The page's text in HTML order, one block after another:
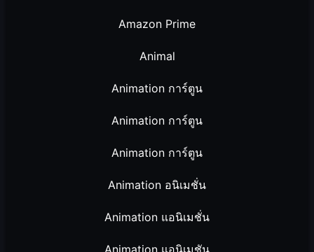
Amazon Prime
Animal
Animation การ์ตูน
Animation การ์ตูน
Animation การ์ตูน
Animation อนิเมชั่น
Animation แอนิเมชั่น